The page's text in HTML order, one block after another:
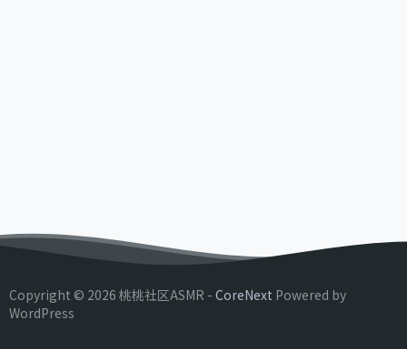
Copyright © 2026 桃桃社区ASMR - CoreNext Powered by
WordPress